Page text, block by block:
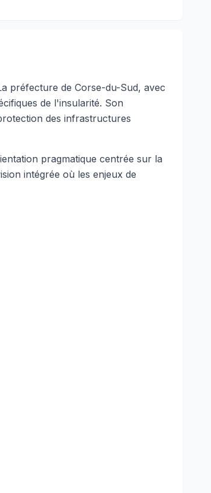
préfecture de Corse-du-Sud, avec
de l'insularité. Son
des infrastructures
pragmatique centrée sur la
intégrée où les enjeux de